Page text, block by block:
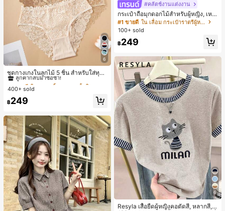
6
ชุดกางเกงในลูกไม้ 5 ชิ้น สำหรับใส่ทุกวั
น
#1 ขายดี
ลูกค้ากลับมาซื้อซ้ำ!
#1 ขายดี
ลูกค้ากลับมาซื้อซ้ำ!
#1 ขายดี
ลูกค้ากลับมาซื้อซ้ำ!
#1 ขายดี
400+ sold
฿249
#คลัตช์งานแต่งงาน
กระเป๋าถือมุกดอกไม้สำหรับผู้หญิง, เหม
าะสำหรับชุดราตรี, ชุดบอล, เครื่องประ
ดับงานแต่งงาน, กระเป๋าสตางค์สุภาพส
สุ่ม)
#1 ขายดี
ใน เลื่อม กระเป๋าราตรีผู้หญิง
100+ sold
฿249
6
Resyla เสื้อยืดผู้หญิงคอตัดสี, หลากสี, ล